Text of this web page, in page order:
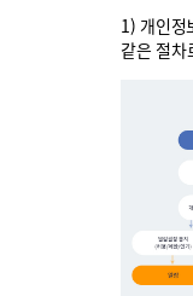
1) 개인정
같은 절차